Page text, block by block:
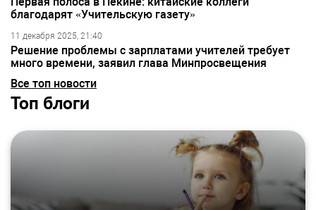
благодарят «Учительскую газету»
11 декабря 2025, 21:40
Решение проблемы с зарплатами учителей требует
много времени, заявил глава Минпросвещения
Все топ новости
Топ блоги